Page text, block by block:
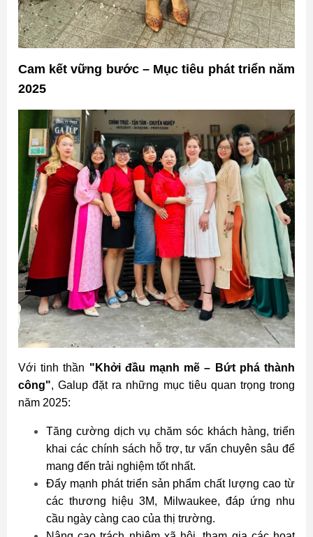
Cam kết vững bước – Mục tiêu phát triển năm
2025
Với tinh thần "Khởi đầu mạnh mẽ – Bứt phá thành
công", Galup đặt ra những mục tiêu quan trọng trong
năm 2025:
Tăng cường dịch vụ chăm sóc khách hàng, triển
khai các chính sách hỗ trợ, tư vấn chuyên sâu để
mang đến trải nghiệm tốt nhất.
Đẩy mạnh phát triển sản phẩm chất lượng cao từ
các thương hiệu 3M, Milwaukee, đáp ứng nhu
cầu ngày càng cao của thị trường.